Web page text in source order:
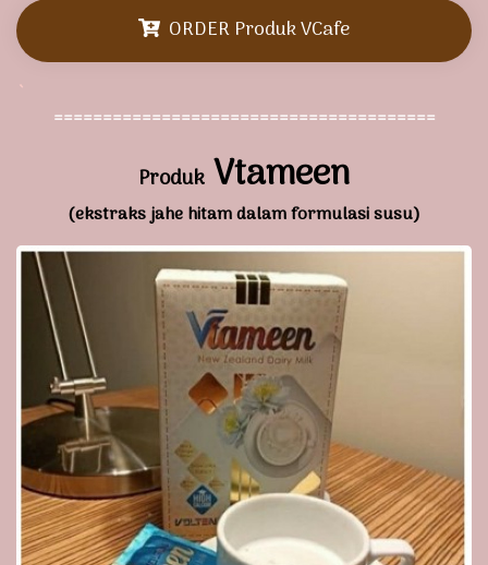
ORDER Produk VCafe
`
=======================================
Produk Vtameen
(ekstraks jahe hitam dalam formulasi susu)